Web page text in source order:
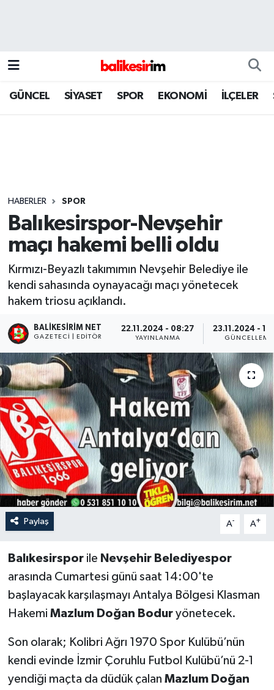
GÜNCEL SİYASET SPOR EKONOMİ İLÇELER
HABERLER SPOR
Balıkesirspor-Nevşehir
maçı hakemi belli oldu
Kırmızı-Beyazlı takımımın Nevşehir Belediye ile
kendi sahasında oynayacağı maçı yönetecek
hakem triosu açıklandı.
BALIKESIRIM NET
GAZETECI | EDITÖR
22.11.2024 - 08:27
YAYINLANMA
23.11.2024 -
GÜNCELLEME
Paylaş A- A+
Balıkesirsporile Nevşehir Belediyespor
arasında Cumartesi günü saat 14:00'te
başlayacak karşılaşmayı Antalya Bölgesi Klasman
Hakemi Mazlum Doğan Bodur yönetecek.
Son olarak; Kolibri Ağrı 1970 Spor Kulübü’nün
kendi evinde İzmir Çoruhlu Futbol Kulübü’nü 2-1
yendiği maçta da düdük çalan Mazlum Doğan